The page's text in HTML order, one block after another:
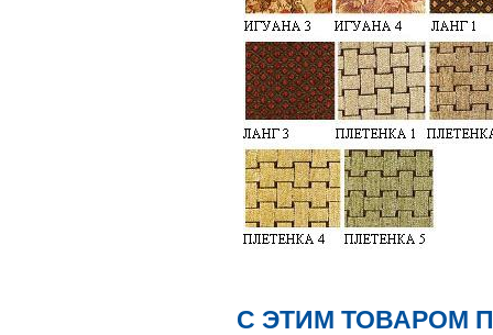
С ЭТИМ ТОВАРОМ